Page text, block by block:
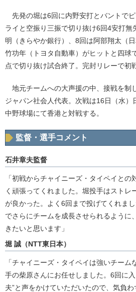
先発の堀は6回に内野安打とバントで
ライと空振り三振で切り抜け6回4安打無
明（きらやか銀行）、8回は阿部翔太（
竹功年（トヨタ自動車）がヒットと四球
点で切り抜け試合終了。完封リレーで初
地元チームへの大声援の中、接戦を制
ジャパン社会人代表。次戦は16日（水）
中野球場にて香港と対戦する。
監督・選手コメント
石井章夫監督
「初戦からチャイニーズ・タイペイとの
く頑張ってくれました。堀投手はストレ
が良かった。よく6回まで投げてくれま
でさらにチームを成長させられるように
きたいと思います」
堀 誠（NTT東日本）
「チャイニーズ・タイペイは強いチー
手の柴原さんにお任せしました。6回に
夫”と声をかけていただいたので、気負わ